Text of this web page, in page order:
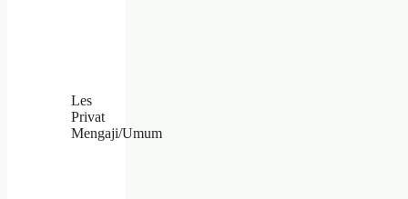
Les
Privat
Mengaji/Umum